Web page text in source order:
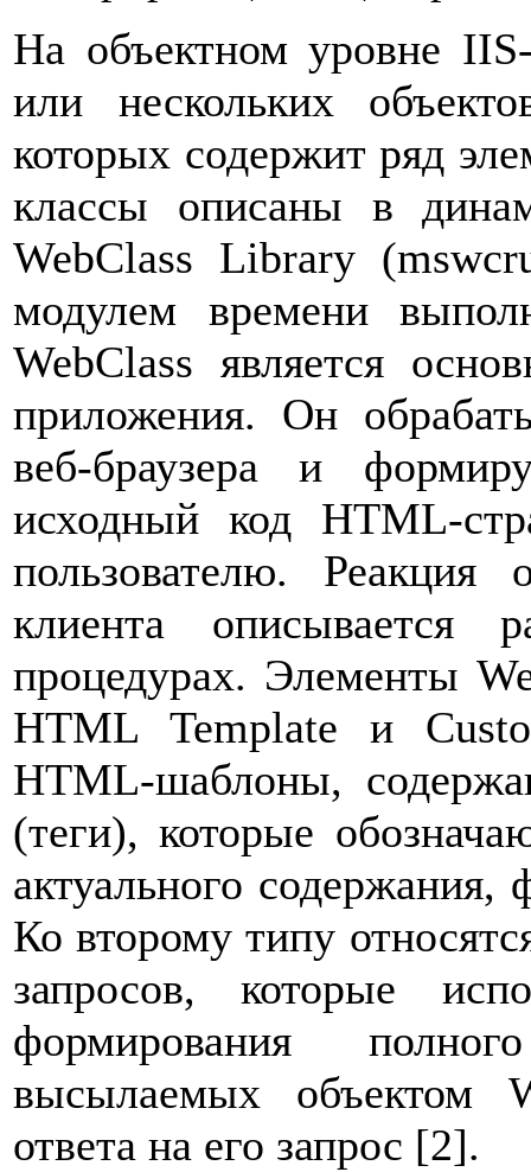
На объектном уровне
или нескольких
которых содержит ряд
классы описаны в
WebClass Library
модулем времени
WebClass является
приложения. Он
веб-браузера и
исходный код HTML-
пользователю. Реакция
клиента описывается
процедурах. Элементы
HTML Template и
HTML-шаблоны,
(теги), которые
актуального
Ко второму типу
запросов, которые
формирования
высылаемых объектом
ответа на его запрос [2].